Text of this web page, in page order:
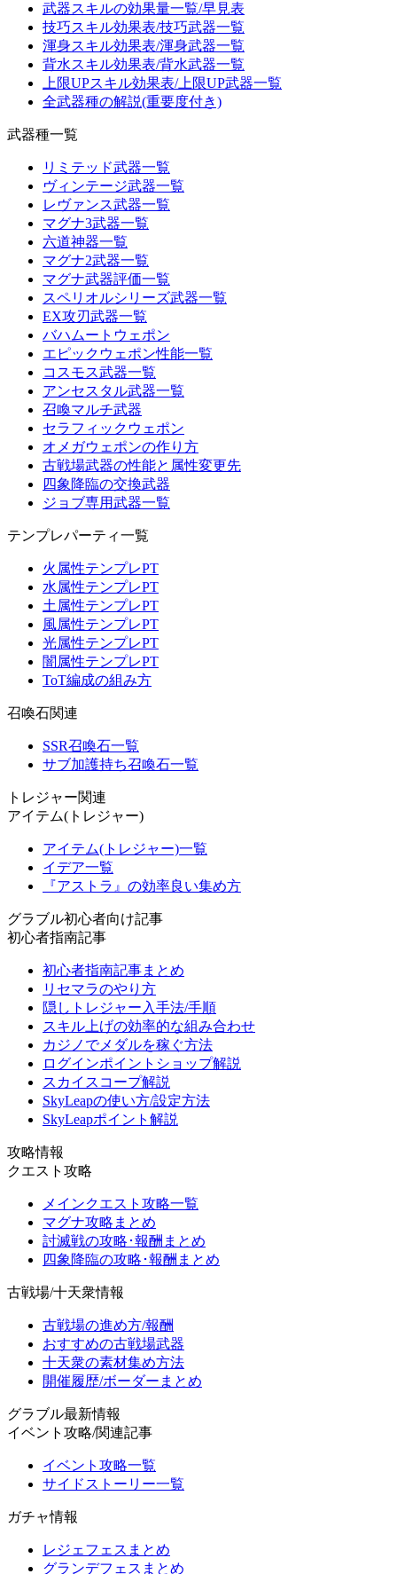
武器スキルの効果量一覧/早見表
技巧スキル効果表/技巧武器一覧
渾身スキル効果表/渾身武器一覧
背水スキル効果表/背水武器一覧
上限UPスキル効果表/上限UP武器一覧
全武器種の解説(重要度付き)
武器種一覧
リミテッド武器一覧
ヴィンテージ武器一覧
レヴァンス武器一覧
マグナ3武器一覧
六道神器一覧
マグナ2武器一覧
マグナ武器評価一覧
スペリオルシリーズ武器一覧
EX攻刃武器一覧
バハムートウェポン
エピックウェポン性能一覧
コスモス武器一覧
アンセスタル武器一覧
召喚マルチ武器
セラフィックウェポン
オメガウェポンの作り方
古戦場武器の性能と属性変更先
四象降臨の交換武器
ジョブ専用武器一覧
テンプレパーティ一覧
火属性テンプレPT
水属性テンプレPT
土属性テンプレPT
風属性テンプレPT
光属性テンプレPT
闇属性テンプレPT
ToT編成の組み方
召喚石関連
SSR召喚石一覧
サブ加護持ち召喚石一覧
トレジャー関連
アイテム(トレジャー)
アイテム(トレジャー)一覧
イデア一覧
『アストラ』の効率良い集め方
グラブル初心者向け記事
初心者指南記事
初心者指南記事まとめ
リセマラのやり方
隠しトレジャー入手法/手順
スキル上げの効率的な組み合わせ
カジノでメダルを稼ぐ方法
ログインポイントショップ解説
スカイスコープ解説
SkyLeapの使い方/設定方法
SkyLeapポイント解説
攻略情報
クエスト攻略
メインクエスト攻略一覧
マグナ攻略まとめ
討滅戦の攻略･報酬まとめ
四象降臨の攻略･報酬まとめ
古戦場/十天衆情報
古戦場の進め方/報酬
おすすめの古戦場武器
十天衆の素材集め方法
開催履歴/ボーダーまとめ
グラブル最新情報
イベント攻略/関連記事
イベント攻略一覧
サイドストーリー一覧
ガチャ情報
レジェフェスまとめ
グランデフェスまとめ